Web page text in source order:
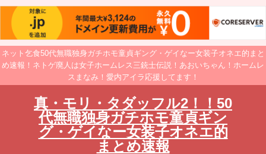
ネット乞食50代無職独身ガチホモ童貞ギング・ゲイなー女装子オネエ的まと
め速報！ネトゲ廃人は女子ホームレス三銃士伝説！あおいちゃん！ホームレ
スまなみ！愛内アイラ応援してます！
真・モリ・タダッフル2！！50
代無職独身ガチホモ童貞ギン
グ・ゲイなー女装子オネエ的
まとめ速報